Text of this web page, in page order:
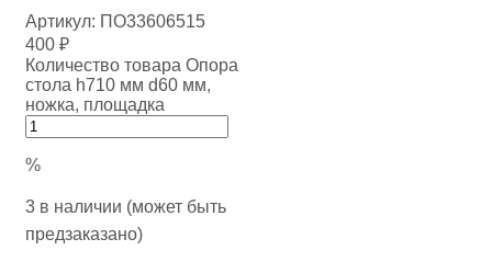
Артикул: ПО33606515
400 ₽
Количество товара Опора
стола h710 мм d60 мм,
ножка, площадка
%
3 в наличии (может быть
предзаказано)